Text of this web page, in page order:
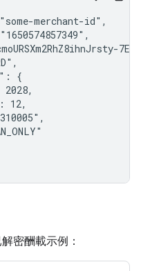
merchant-id",
{
2028,
12,
密酬載示例：